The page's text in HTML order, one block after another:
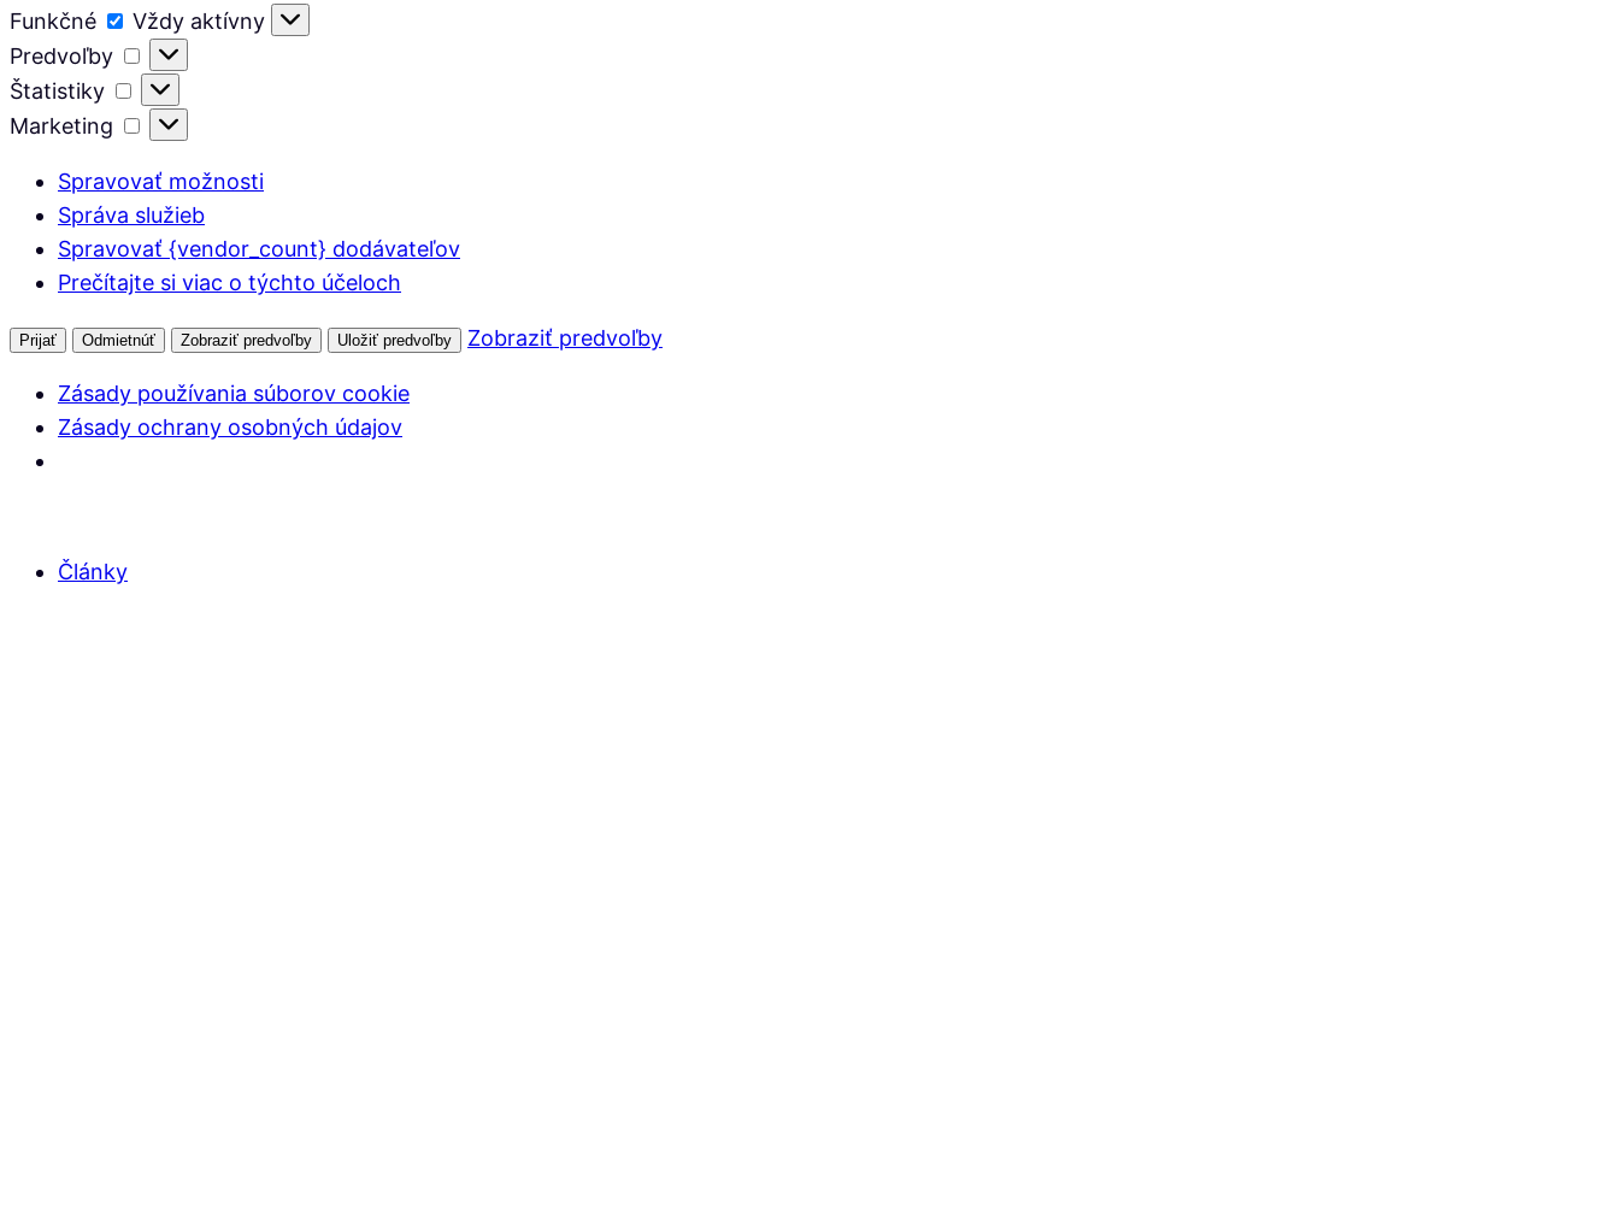
Funkčné
Funkčné
Vždy aktívny
Predvoľby
Predvoľby
Štatistiky
Štatistiky
Marketing
Marketing
Spravovať možnosti
Správa služieb
Spravovať {vendor_count} dodávateľov
Prečítajte si viac o týchto účeloch
Prijať Odmietnúť Zobraziť predvoľby Uložiť predvoľby Zobraziť predvoľby
Zásady používania súborov cookie
Zásady ochrany osobných údajov
Články